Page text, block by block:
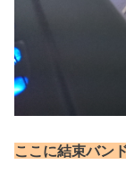
ここに結束バン